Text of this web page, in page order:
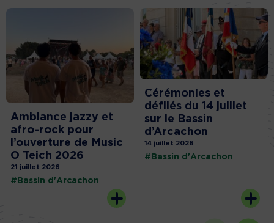
Ambiance jazzy et
afro-rock pour
l’ouverture de Music
O Teich 2026
21 juillet 2026
#Bassin d'Arcachon
Cérémonies et
défilés du 14 juillet
sur le Bassin
d’Arcachon
14 juillet 2026
#Bassin d'Arcachon